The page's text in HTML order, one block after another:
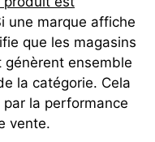
une marque affiche
que les magasins
ensemble
la catégorie. Cela
la performance
vente.